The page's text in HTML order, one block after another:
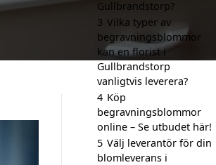
Gullbrandstorp?
3 Vilka typer av
begravningsblommor
kan en florist i
Gullbrandstorp
vanligtvis leverera?
4 Köp
begravningsblommor
online – Se utbudet här!
5 Välj leverantör för din
blomleverans i